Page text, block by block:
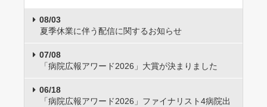
08/03
夏季休業に伴う配信に関するお知らせ
07/08
「病院広報アワード2026」大賞が決まりました
06/18
「病院広報アワード2026」ファイナリスト4病院出